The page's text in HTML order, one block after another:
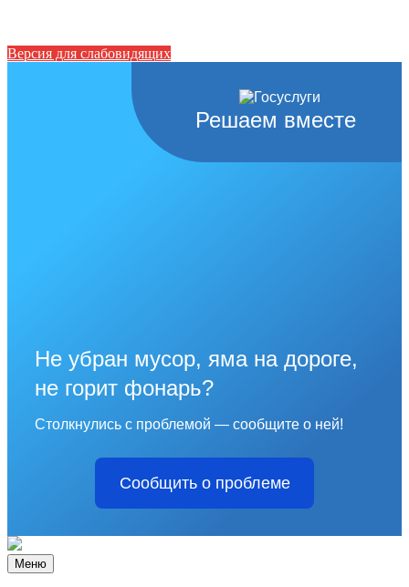
Версия для слабовидящих
Решаем вместе
Не убран мусор, яма на дороге,
не горит фонарь?
Столкнулись с проблемой — сообщите о ней!
Сообщить о проблеме
Меню